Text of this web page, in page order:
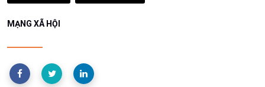
MẠNG XÃ HỘI